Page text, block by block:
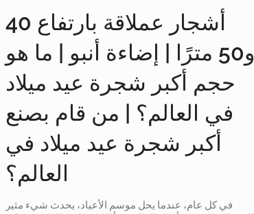
أشجار عملاقة بارتفاع 40
و50 مترًا | إضاءة أنبو | ما هو
حجم أكبر شجرة عيد ميلاد
في العالم؟ | من قام بصنع
أكبر شجرة عيد ميلاد في
العالم؟
في كل عام، عندما يحل موسم الأعياد، يحدث شيء مثير